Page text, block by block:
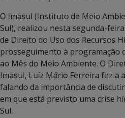
O Imasul (Instituto de Meio
Sul), realizou nesta segunda-
de Direito do Uso dos Recursos
prosseguimento à programação
ao Mês do Meio Ambiente. O
Imasul, Luíz Mário Ferreira fez a
falando da importância de
em que está previsto uma crise
Sul.